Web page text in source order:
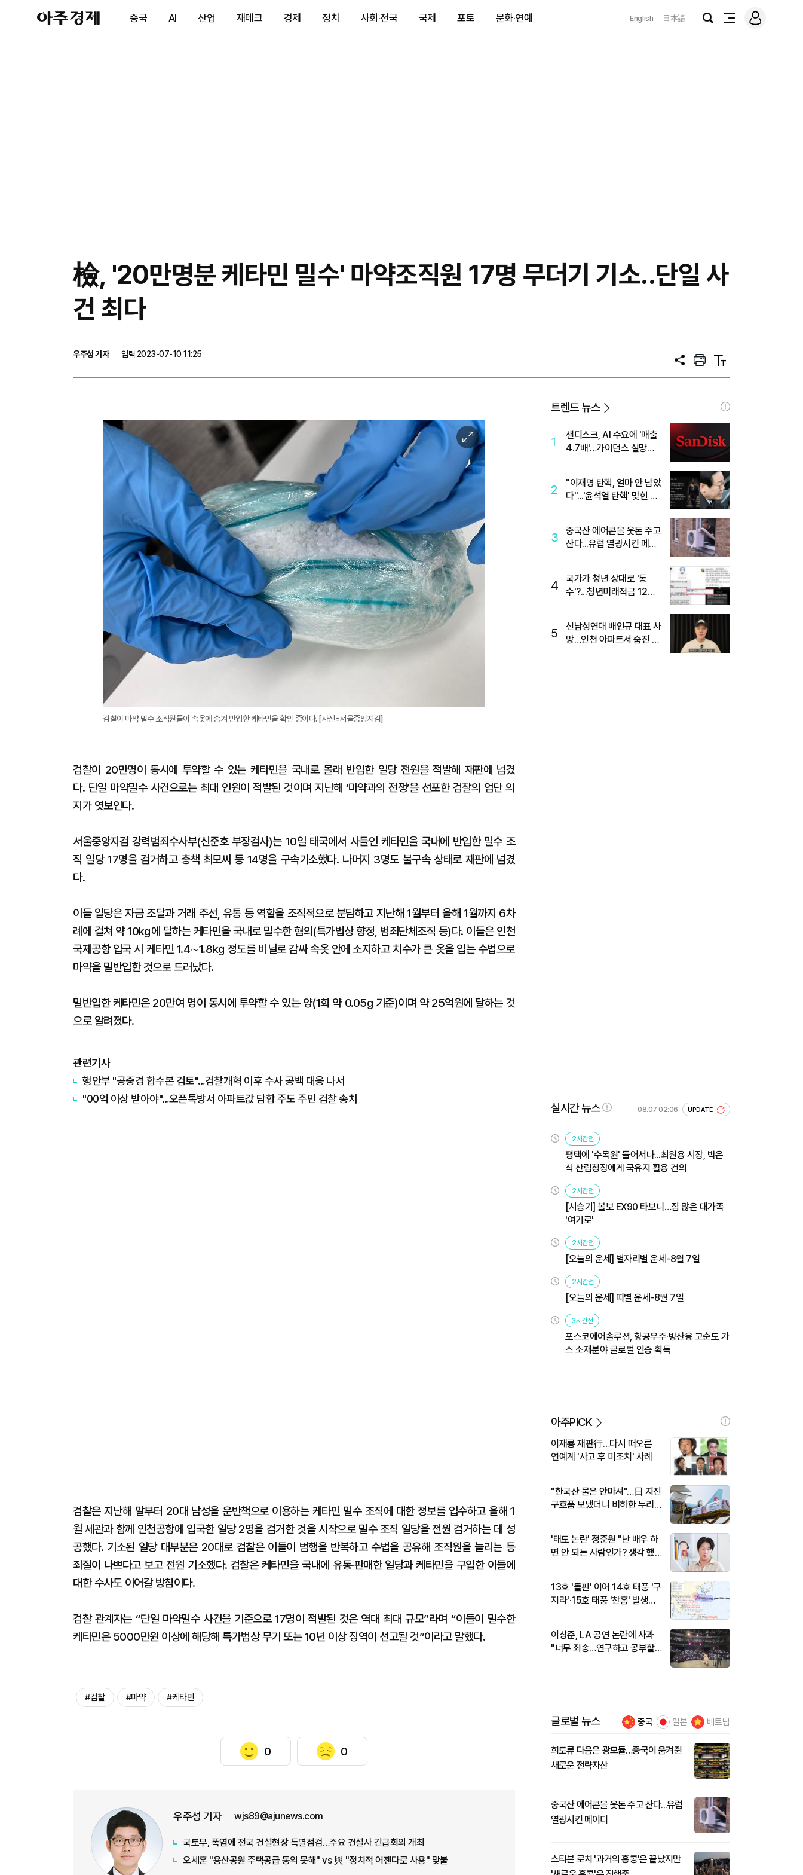
아
주
제
중국 AI 산업 재테크 경제 정치 사회·전국 국제 포토 문화·연예 English 日本語
검
전
메
그
檢, '20만명분 케타민 밀수' 마약조직원 17명 무더기 기소..단일 사
건 최다
우주성 기자
입력 2023-07-10 11:25
공
프
트
텍
트
이
미
지
확
검찰이 마약 밀수 조직원들이 속옷에 숨겨 반입한 케타민을 확인 중이다. [사진=서울중앙지검]
검찰이 20만명이 동시에 투약할 수 있는 케타민을 국내로 몰래 반입한 일당 전원을 적발해 재판에 넘겼
다. 단일 마약밀수 사건으로는 최대 인원이 적발된 것이며 지난해 ‘마약과의 전쟁’을 선포한 검찰의 엄단 의
지가 엿보인다.
서울중앙지검 강력범죄수사부(신준호 부장검사)는 10일 태국에서 사들인 케타민을 국내에 반입한 밀수 조
직 일당 17명을 검거하고 총책 최모씨 등 14명을 구속기소했다. 나머지 3명도 불구속 상태로 재판에 넘겼
다.
이들 일당은 자금 조달과 거래 주선, 유통 등 역할을 조직적으로 분담하고 지난해 1월부터 올해 1월까지 6차
례에 걸쳐 약 10㎏에 달하는 케타민을 국내로 밀수한 혐의(특가법상 향정, 범죄단체조직 등)다. 이들은 인천
국제공항 입국 시 케타민 1.4∼1.8㎏ 정도를 비닐로 감싸 속옷 안에 소지하고 치수가 큰 옷을 입는 수법으로
마약을 밀반입한 것으로 드러났다.
밀반입한 케타민은 20만여 명이 동시에 투약할 수 있는 양(1회 약 0.05g 기준)이며 약 25억원에 달하는 것
으로 알려졌다.
관련기사
행안부 "공중경 합수본 검토"…검찰개혁 이후 수사 공백 대응 나서
"00억 이상 받아야"…오픈톡방서 아파트값 담합 주도 주민 검찰 송치
검찰은 지난해 말부터 20대 남성을 운반책으로 이용하는 케타민 밀수 조직에 대한 정보를 입수하고 올해 1
월 세관과 함께 인천공항에 입국한 일당 2명을 검거한 것을 시작으로 밀수 조직 일당을 전원 검거하는 데 성
공했다. 기소된 일당 대부분은 20대로 검찰은 이들이 범행을 반복하고 수법을 공유해 조직원을 늘리는 등
죄질이 나쁘다고 보고 전원 기소했다. 검찰은 케타민을 국내에 유통·판매한 일당과 케타민을 구입한 이들에
대한 수사도 이어갈 방침이다.
검찰 관계자는 “단일 마약밀수 사건을 기준으로 17명이 적발된 것은 역대 최대 규모”라며 “이들이 밀수한
케타민은 5000만원 이상에 해당해 특가법상 무기 또는 10년 이상 징역이 선고될 것”이라고 말했다.
#검찰 #마약 #케타민
0 0
우주성 기자 wjs89@ajunews.com
국토부, 폭염에 전국 건설현장 특별점검…주요 건설사 긴급회의 개최
오세훈 "용산공원 주택공급 동의 못해" vs 與 "정치적 어젠다로 사용" 맞불
트렌드 뉴스
1
샌디스크, AI 수요에 '매출
4.7배'…가이던스 실망에
2
"이재명 탄핵, 얼마 안 남았
다"...'윤석열 탄핵' 맞힌 무
3
중국산 에어콘을 웃돈 주고
산다...유럽 열광시킨 메이
4
국가가 청년 상대로 '통
수'?...청년미래적금 12%
5
신남성연대 배인규 대표 사
망…인천 아파트서 숨진 채
실시간 뉴스 08.07 02:06 UPDATE
2시간전
평택에 '수목원' 들어서나...최원용 시장, 박은
식 산림청장에게 국유지 활용 건의
2시간전
[시승기] 볼보 EX90 타보니…짐 많은 대가족
'여기로'
2시간전
[오늘의 운세] 별자리별 운세-8월 7일
2시간전
[오늘의 운세] 띠별 운세-8월 7일
3시간전
포스코에어솔루션, 항공우주·방산용 고순도 가
스 소재분야 글로벌 인증 획득
아주PICK
이재룡 재판行…다시 떠오른
연예계 '사고 후 미조치' 사례
"한국산 물은 안마셔"…日 지진
구호품 보냈더니 비하한 누리
'태도 논란' 정준원 "난 배우 하
면 안 되는 사람인가? 생각 했
13호 '돌핀' 이어 14호 태풍 '구
지라'·15호 태풍 '찬홈' 발생…
이상준, LA 공연 논란에 사과
"너무 죄송…연구하고 공부할
글로벌 뉴스 중국 일본 베트남
희토류 다음은 광모듈…중국이 움켜쥔
새로운 전략자산
중국산 에어콘을 웃돈 주고 산다...유럽
열광시킨 메이디
스티븐 로치 '과거의 홍콩'은 끝났지만